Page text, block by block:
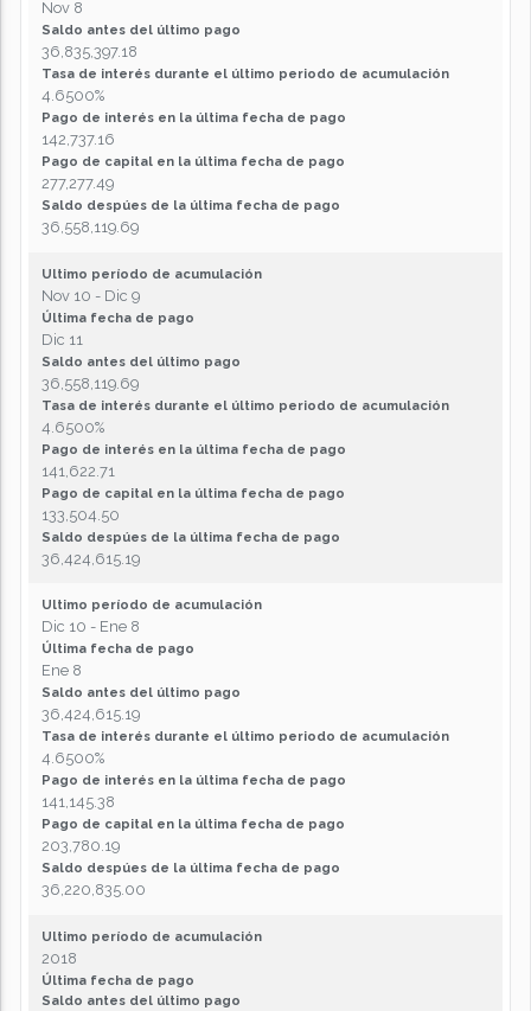
Nov 8
Saldo antes del último pago
36,835,397.18
Tasa de interés durante el último periodo de acumulación
4.6500%
Pago de interés en la última fecha de pago
142,737.16
Pago de capital en la última fecha de pago
277,277.49
Saldo despúes de la última fecha de pago
36,558,119.69
Ultimo período de acumulación
Nov 10 - Dic 9
Última fecha de pago
Dic 11
Saldo antes del último pago
36,558,119.69
Tasa de interés durante el último periodo de acumulación
4.6500%
Pago de interés en la última fecha de pago
141,622.71
Pago de capital en la última fecha de pago
133,504.50
Saldo despúes de la última fecha de pago
36,424,615.19
Ultimo período de acumulación
Dic 10 - Ene 8
Última fecha de pago
Ene 8
Saldo antes del último pago
36,424,615.19
Tasa de interés durante el último periodo de acumulación
4.6500%
Pago de interés en la última fecha de pago
141,145.38
Pago de capital en la última fecha de pago
203,780.19
Saldo despúes de la última fecha de pago
36,220,835.00
Ultimo período de acumulación
2018
Última fecha de pago
Saldo antes del último pago